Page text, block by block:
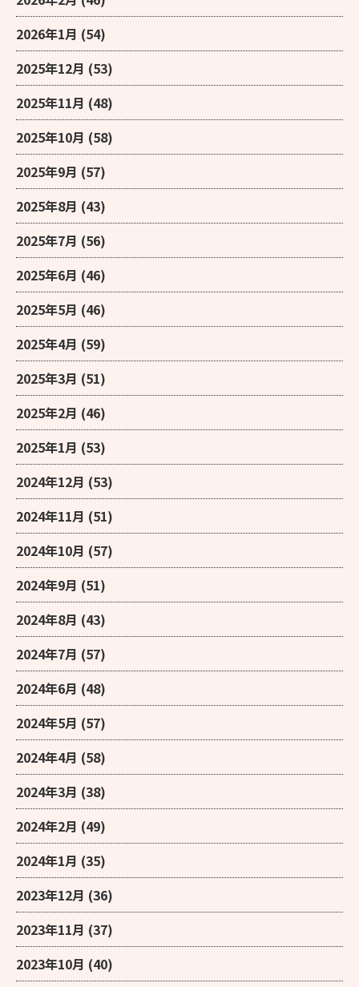
2026年1月 (54)
2025年12月 (53)
2025年11月 (48)
2025年10月 (58)
2025年9月 (57)
2025年8月 (43)
2025年7月 (56)
2025年6月 (46)
2025年5月 (46)
2025年4月 (59)
2025年3月 (51)
2025年2月 (46)
2025年1月 (53)
2024年12月 (53)
2024年11月 (51)
2024年10月 (57)
2024年9月 (51)
2024年8月 (43)
2024年7月 (57)
2024年6月 (48)
2024年5月 (57)
2024年4月 (58)
2024年3月 (38)
2024年2月 (49)
2024年1月 (35)
2023年12月 (36)
2023年11月 (37)
2023年10月 (40)